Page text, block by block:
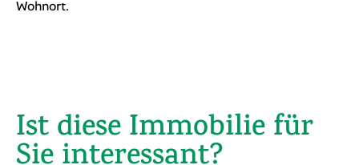
Einkaufsmöglichkeiten wie Supermärkte, Bäckereien
aufgestellt: Kindergärten sowie Primar- und
weiterführende Schulen befinden sich innerhalb der
Gemeinde oder in unmittelbarer Umgebung und sind